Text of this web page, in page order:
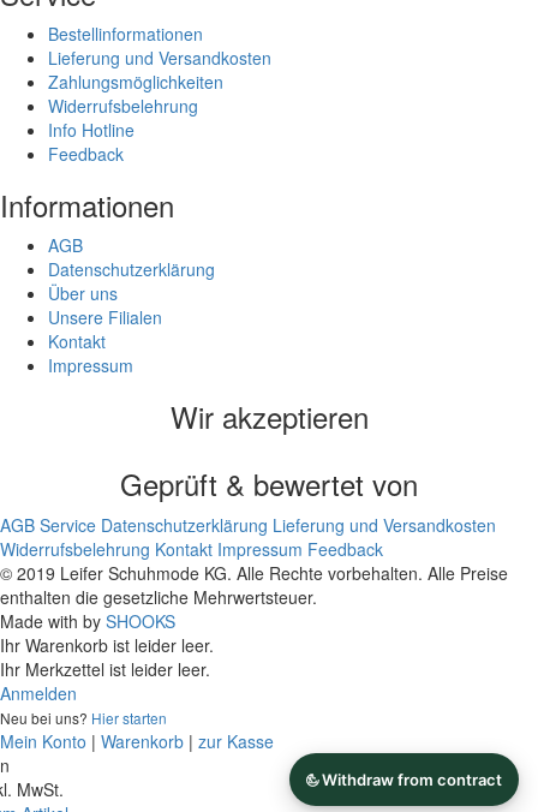
Bestellinformationen
Lieferung und Versandkosten
Zahlungsmöglichkeiten
Widerrufsbelehrung
Info Hotline
Feedback
Informationen
AGB
Datenschutzerklärung
Über uns
Unsere Filialen
Kontakt
Impressum
Wir akzeptieren
Geprüft & bewertet von
AGB Service Datenschutzerklärung Lieferung und Versandkosten
Widerrufsbelehrung Kontakt Impressum Feedback
© 2019 Leifer Schuhmode KG. Alle Rechte vorbehalten. Alle Preise
enthalten die gesetzliche Mehrwertsteuer.
Made with by SHOOKS
Ihr Warenkorb ist leider leer.
Ihr Merkzettel ist leider leer.
Anmelden
Neu bei uns? Hier starten
Mein Konto | Warenkorb | zur Kasse
MwSt.